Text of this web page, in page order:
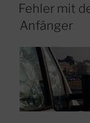
ein
absolutes
AM
Fehler mit
Anfänger